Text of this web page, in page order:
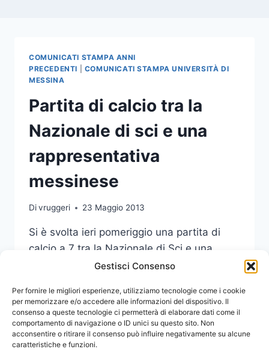
Gestisci Consenso
Per fornire le migliori esperienze, utilizziamo tecnologie come i cookie
per memorizzare e/o accedere alle informazioni del dispositivo. Il
consenso a queste tecnologie ci permetterà di elaborare dati come il
comportamento di navigazione o ID unici su questo sito. Non
acconsentire o ritirare il consenso può influire negativamente su alcune
caratteristiche e funzioni.
COMUNICATI STAMPA ANNI
PRECEDENTI
COMUNICATI STAMPA UNIVERSITÀ DI
MESSINA
Partita di calcio tra la
Nazionale di sci e una
rappresentativa
messinese
Divruggeri 23 Maggio 2013
Si è svolta ieri pomeriggio una partita di
calcio a 7 tra la Nazionale di Sci e una
rappresentativa messinese.
LEGGI DI PIÙPARTITA
DI
CALCIO
TRA
LA